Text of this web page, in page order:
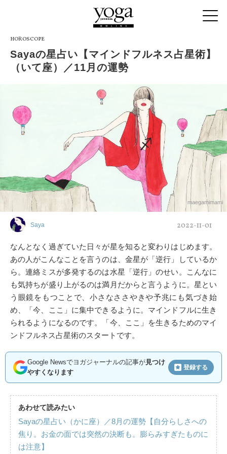
HOROSCOPE
Sayaの星占い【マインドフルネス占星術】
（いて座）／11月の運勢
maegamimami
Saya 2022-11-01
なんとなく過ぎていた日々が星を知ると変わりはじめます。
あの人がこんなことを言うのは、金星が「逆行」しているか
ら。連絡ミスが多発するのは水星「逆行」のせい。こんなに
も気持ちが盛り上がるのは満月だからと言うように。星とい
う眼鏡をもつことで、小さなささやきや予兆にも気づき始
め、「今、ここ」に集中できるように。マインドフルに生き
られるようになるのです。「今、ここ」を生きるためのマイ
ンドフルネス占星術のスタートです。
Google Newsでヨガジャーナルの記事が見つけ
やすくなります
登録する
あわせて読みたい
Sayaの星占い（かに座）／8月の運勢【自分らしさへの
焦り。お金の面では突然の決断も。膨らみすぎたものに
は注意】